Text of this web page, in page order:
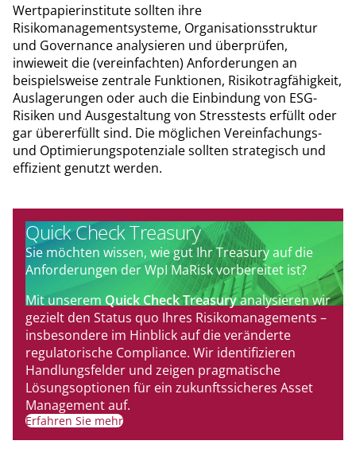
Wertpapierinstitute sollten ihre
Risikomanagementsysteme, Organisationsstruktur
und Governance analysieren und überprüfen,
inwieweit die (vereinfachten) Anforderungen an
beispielsweise zentrale Funktionen, Risikotragfähigkeit,
Auslagerungen oder auch die Einbindung von ESG-
Risiken und Ausgestaltung von Stresstests erfüllt oder
gar übererfüllt sind. Die möglichen Vereinfachungs-
und Optimierungspotenziale sollten strategisch und
effizient genutzt werden.
Quick Check Treasury
Sie möchten wissen, wie gut Ihr Treasury auf die
Anforderungen der WpI MaRisk vorbereitet ist?
Mit unserem Quick Check Treasuryanalysieren wir
gezielt den Status quo Ihres Risikomanagements –
insbesondere im Hinblick auf die veränderte
regulatorische Compliance. Wir identifizieren
Handlungsfelder und zeigen pragmatische
Lösungsoptionen für ein zukunftssicheres Asset
Management auf.
Erfahren Sie mehr